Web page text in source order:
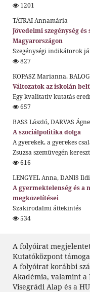
1201
TÁTRAI Annamária
Jövedelmi szegénység
Magyarországon
Szegénységi indikátorok
827
KOPASZ Marianna,
Változatok az iskolán
Egy kvalitatív kutatás
657
BASS László, DARVAS
A szociálpolitika dolga
A gyerekek, a gyerekes
Zsuzsa szemüvegén
616
LENGYEL Anna, DANIS
A gyermektelenség és
megközelítései
Szakirodalmi áttekintés
534
A folyóirat
Kutatóközpont
A folyóirat korábbi
Akadémia, valamint
Visegrádi Alap és a